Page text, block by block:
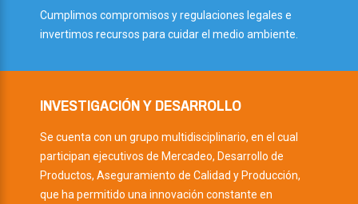
Cumplimos compromisos y regulaciones legales e
invertimos recursos para cuidar el medio ambiente.
INVESTIGACIÓN Y DESARROLLO
Se cuenta con un grupo multidisciplinario, en el cual
participan ejecutivos de Mercadeo, Desarrollo de
Productos, Aseguramiento de Calidad y Producción,
que ha permitido una innovación constante en